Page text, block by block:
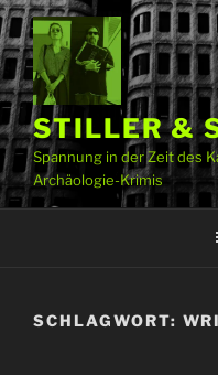
Zum
Inhalt
springen
STILLER &
Spannung in der Zeit des
Archäologie-Krimis
SCHLAGWORT: